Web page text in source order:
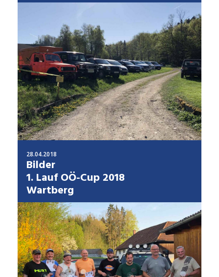
28.04.2018
Bilder
1. Lauf OÖ-Cup 2018
Wartberg